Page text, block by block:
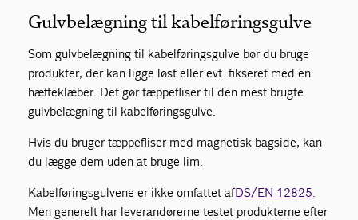
Gulvbelægning til kabelføringsgulve
Som gulvbelægning til kabelføringsgulve bør du bruge
produkter, der kan ligge løst eller evt. fikseret med en
hæfteklæber. Det gør tæppefliser til den mest brugte
gulvbelægning til kabelføringsgulve.
Hvis du bruger tæppefliser med magnetisk bagside, kan
du lægge dem uden at bruge lim.
Kabelføringsgulvene er ikke omfattet afDS/EN 12825.
Men generelt har leverandørerne testet produkterne efter